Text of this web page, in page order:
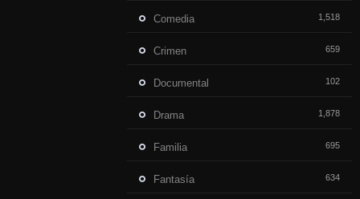
Comedia 1,518
Crimen 659
Documental 102
Drama 1,878
Familia 695
Fantasía 634